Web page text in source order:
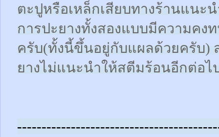
ตะปูหรือเหล็กเสียบทางร้านแนะ
การปะยางทั้งสองแบบมีความคง
ครับ(ทั้งนี้ขึ้นอยู่กับแผลด้วยครับ)
ยางไม่แนะนำให้สตีมร้อนอีกต่อไ